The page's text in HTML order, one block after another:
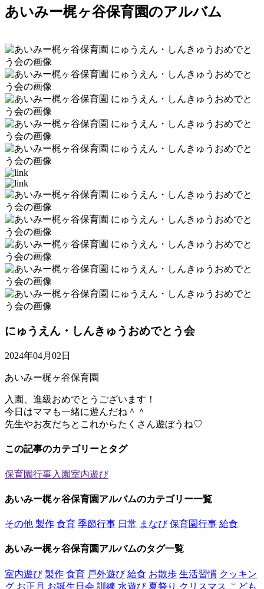
あいみー梶ヶ谷保育園のアルバム
にゅうえん・しんきゅうおめでとう会
2024年04月02日
あいみー梶ヶ谷保育園
入園、進級おめでとうございます！
今日はママも一緒に遊んだね＾＾
先生やお友だちとこれからたくさん遊ぼうね♡
この記事のカテゴリーとタグ
保育園行事入園室内遊び
あいみー梶ヶ谷保育園アルバムのカテゴリー一覧
その他 製作 食育 季節行事 日常 まなび 保育園行事 給食
あいみー梶ヶ谷保育園アルバムのタグ一覧
室内遊び 製作 食育 戸外遊び 給食 お散歩 生活習慣 クッキン
グ お正月 お誕生日会 訓練 水遊び 夏祭り クリスマス こども